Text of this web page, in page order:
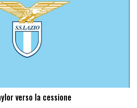
verso la cessione